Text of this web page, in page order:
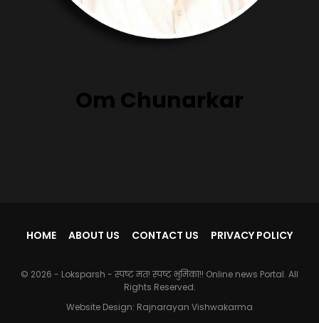
Om Chunarkar
HOME ABOUT US CONTACT US PRIVACY POLICY
© 2026 - Loksparsh - स्पष्ट मत! स्पष्ट भुमिका!! Online news Portal. All
Rights Reserved.
Website Design: Rajnarayan Vishwakarma